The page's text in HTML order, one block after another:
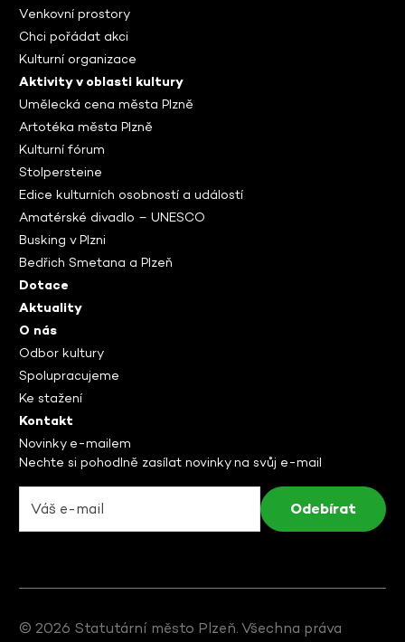
Venkovní prostory
Chci pořádat akci
Kulturní organizace
Aktivity v oblasti kultury
Umělecká cena města Plzně
Artotéka města Plzně
Kulturní fórum
Stolpersteine
Edice kulturních osobností a událostí
Amatérské divadlo – UNESCO
Busking v Plzni
Bedřich Smetana a Plzeň
Dotace
Aktuality
O nás
Odbor kultury
Spolupracujeme
Ke stažení
Kontakt
Novinky e-mailem
Nechte si pohodlně zasílat novinky na svůj e-mail
© 2026 Statutární město Plzeň. Všechna práva